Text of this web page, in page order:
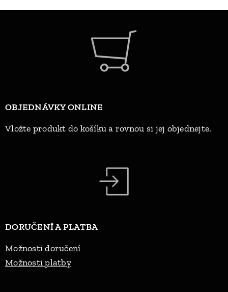
OBJEDNÁVKY ONLINE
Vložte produkt do košíku a rovnou si jej objednejte.
DORUČENÍ A PLATBA
Možnosti doručení
Možnosti platby